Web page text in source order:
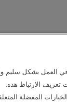
العمل بشكل سليم
تعريف الارتباط هذه.
المفضلة